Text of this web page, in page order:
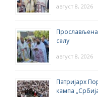
август 8, 2026
селу
август 8, 2026
Патријарх
кампа